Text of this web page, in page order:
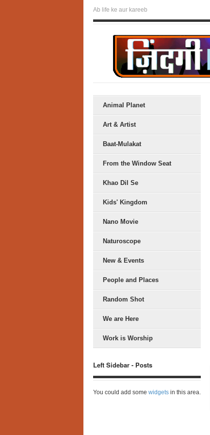
Ab life ke aur kareeb
Animal Planet
Art & Artist
Baat-Mulakat
From the Window Seat
Khao Dil Se
Kids' Kingdom
Nano Movie
Naturoscope
New & Events
People and Places
Random Shot
We are Here
Work is Worship
Left Sidebar - Posts
You could add some widgets in this area.